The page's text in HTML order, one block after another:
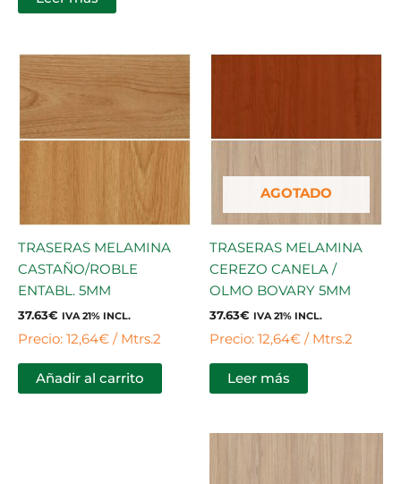
TRASERAS MELAMINA
CASTAÑO/ROBLE
ENTABL. 5MM
37.63€ IVA 21% INCL.
Precio: 12,64€ / Mtrs.2
Añadir al carrito
AGOTADO
TRASERAS MELAMINA
CEREZO CANELA /
OLMO BOVARY 5MM
37.63€ IVA 21% INCL.
Precio: 12,64€ / Mtrs.2
Leer más